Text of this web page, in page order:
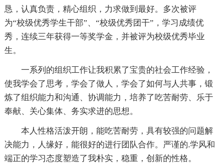
恳，认真负责，精心组织，力求做到最好。多次被评
为“校级优秀学生干部”、“校级优秀团干”，学习成绩优
秀，连续三年获得一等奖学金，并被评为校级优秀毕业
生。
一系列的组织工作让我积累了宝贵的社会工作经验，
使我学会了思考，学会了做人，学会了如何与人共事，锻
炼了组织能力和沟通、协调能力，培养了吃苦耐劳、乐于
奉献、关心集体、务实求进的思想。
本人性格活泼开朗，能吃苦耐劳，具有较强的问题解
决能力，人缘好，能很好的进行团队合作。严谨的.学风和
端正的学习态度塑造了我朴实，稳重，创新的性格。